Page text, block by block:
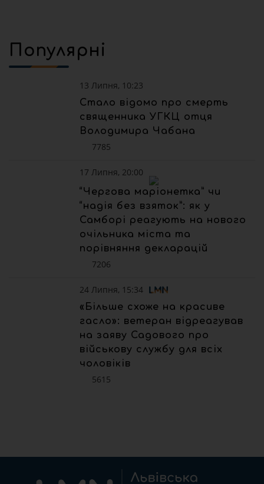
Популярні
13 Липня, 10:23
Стало відомо про смерть
священника УГКЦ отця
Володимира Чабана
7785
17 Липня, 20:00
“Чергова маріонетка” чи
“надія без взяток”: як у
Самборі реагують на нового
очільника міста та
порівняння декларацій
7206
24 Липня, 15:34
«Більше схоже на красиве
гасло»: ветеран відреагував
на заяву Садового про
військову службу для всіх
чоловіків
5615